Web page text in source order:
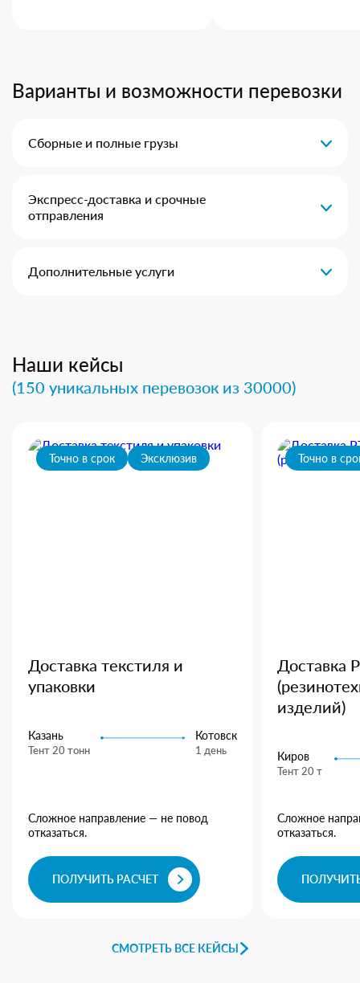
Варианты и возможности перевозки
Сборные и полные грузы
Экспресс-доставка и срочные
отправления
Дополнительные услуги
Наши кейсы
(150 уникальных перевозок из 30000)
СМОТРЕТЬ ВСЕ КЕЙСЫ
Точно в срок Эксклюзив
Доставка текстиля и
упаковки
Казань
Тент 20 тонн
Котовск
1 день
Сложное направление — не повод
отказаться.
ПОЛУЧИТЬ РАСЧЕТ
Точно в
Доставка
изделий)
Киров
Тент 20 т
Сложное
отказаться.